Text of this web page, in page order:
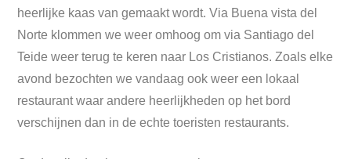
heerlijke kaas van gemaakt wordt. Via Buena vista del
Norte klommen we weer omhoog om via Santiago del
Teide weer terug te keren naar Los Cristianos. Zoals elke
avond bezochten we vandaag ook weer een lokaal
restaurant waar andere heerlijkheden op het bord
verschijnen dan in de echte toeristen restaurants.